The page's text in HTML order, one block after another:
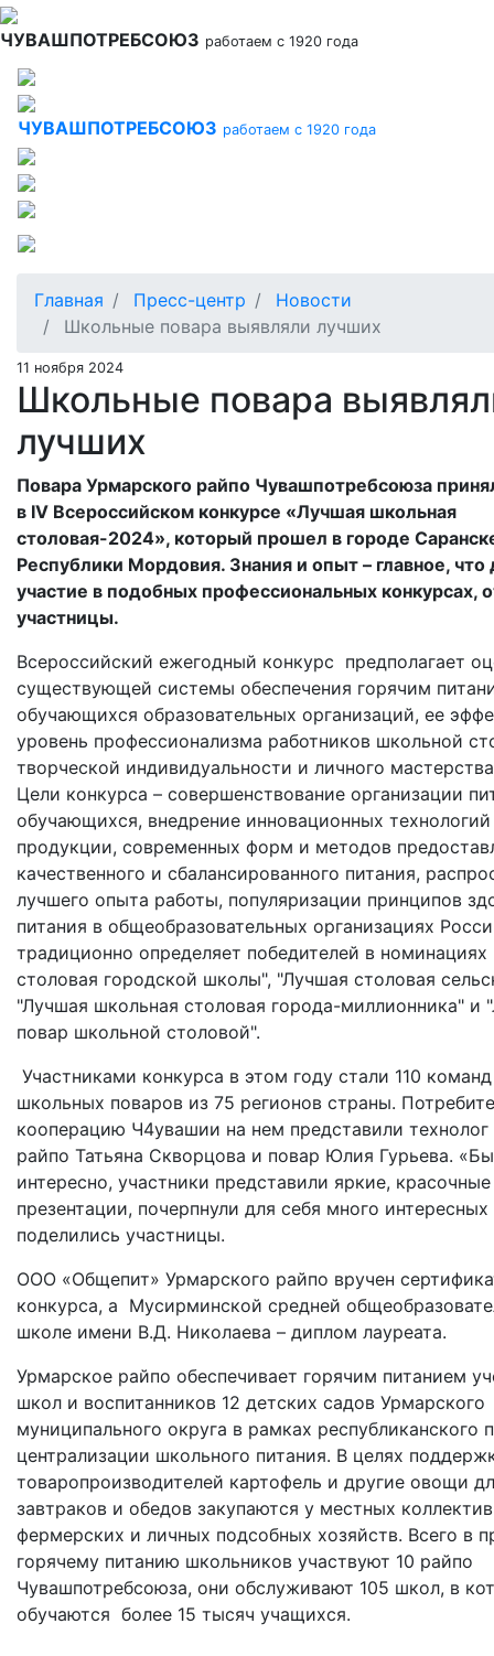
Перейти
к
основному
содержанию
ЧУВАШПОТРЕБСОЮЗ работаем с 1920 года
ЧУВАШПОТРЕБСОЮЗ работаем с 1920 года
Главная Пресс-центр
Новости
Школьные повара выявляли лучших
11 ноября 2024
Школьные повара
лучших
Повара Урмарского райпо Чувашпотребсоюза
в IV Всероссийском конкурсе «Лучшая школьная
столовая-2024», который прошел в городе
Республики Мордовия. Знания и опыт – главное, что
участие в подобных профессиональных конкурсах,
участницы.
Всероссийский ежегодный конкурс предполагает
существующей системы обеспечения горячим
обучающихся образовательных организаций, ее
уровень профессионализма работников школьной
творческой индивидуальности и личного
Цели конкурса – совершенствование организации
обучающихся, внедрение инновационных
продукции, современных форм и методов
качественного и сбалансированного питания,
лучшего опыта работы, популяризации принципов
питания в общеобразовательных организациях
традиционно определяет победителей в
столовая городской школы", "Лучшая столовая
"Лучшая школьная столовая города-миллионника" и
повар школьной столовой".
Участниками конкурса в этом году стали 110
школьных поваров из 75 регионов страны.
кооперацию Ч4увашии на нем представили технолог
райпо Татьяна Скворцова и повар Юлия Гурьева.
интересно, участники представили яркие, красочные
презентации, почерпнули для себя много
поделились участницы.
ООО «Общепит» Урмарского райпо вручен
конкурса, а Мусирминской средней
школе имени В.Д. Николаева – диплом лауреата.
Урмарское райпо обеспечивает горячим питанием
школ и воспитанников 12 детских садов Урмарского
муниципального округа в рамках республиканского
централизации школьного питания. В целях
товаропроизводителей картофель и другие овощи
завтраков и обедов закупаются у местных
фермерских и личных подсобных хозяйств. Всего в
горячему питанию школьников участвуют 10 райпо
Чувашпотребсоюза, они обслуживают 105 школ, в
обучаются более 15 тысяч учащихся.